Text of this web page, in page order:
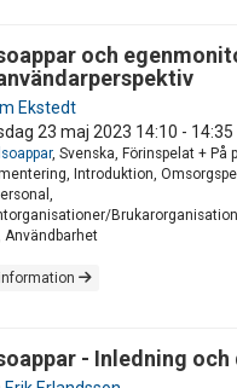
och
Ekstedt
23 maj 2023 14:10 - 14:35
, Svenska, Förinspelat + På
Introduktion,
Användbarhet
- Inledning